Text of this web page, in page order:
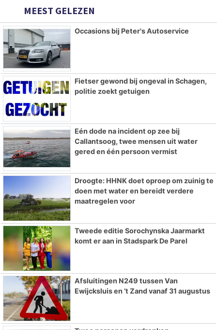
MEEST GELEZEN
Occasions bij Peter's Autoservice
Fietser gewond bij ongeval in Schagen,
politie zoekt getuigen
Eén dode na incident op zee bij
Callantsoog, twee mensen uit water
gered en één persoon vermist
Droogte: HHNK doet oproep om zuinig te
doen met water en bereidt verdere
maatregelen voor
Tweede editie Sorochynska Jaarmarkt
komt er aan in Stadspark De Parel
Afsluitingen N249 tussen Van
Ewijcksluis en ’t Zand vanaf 31 augustus